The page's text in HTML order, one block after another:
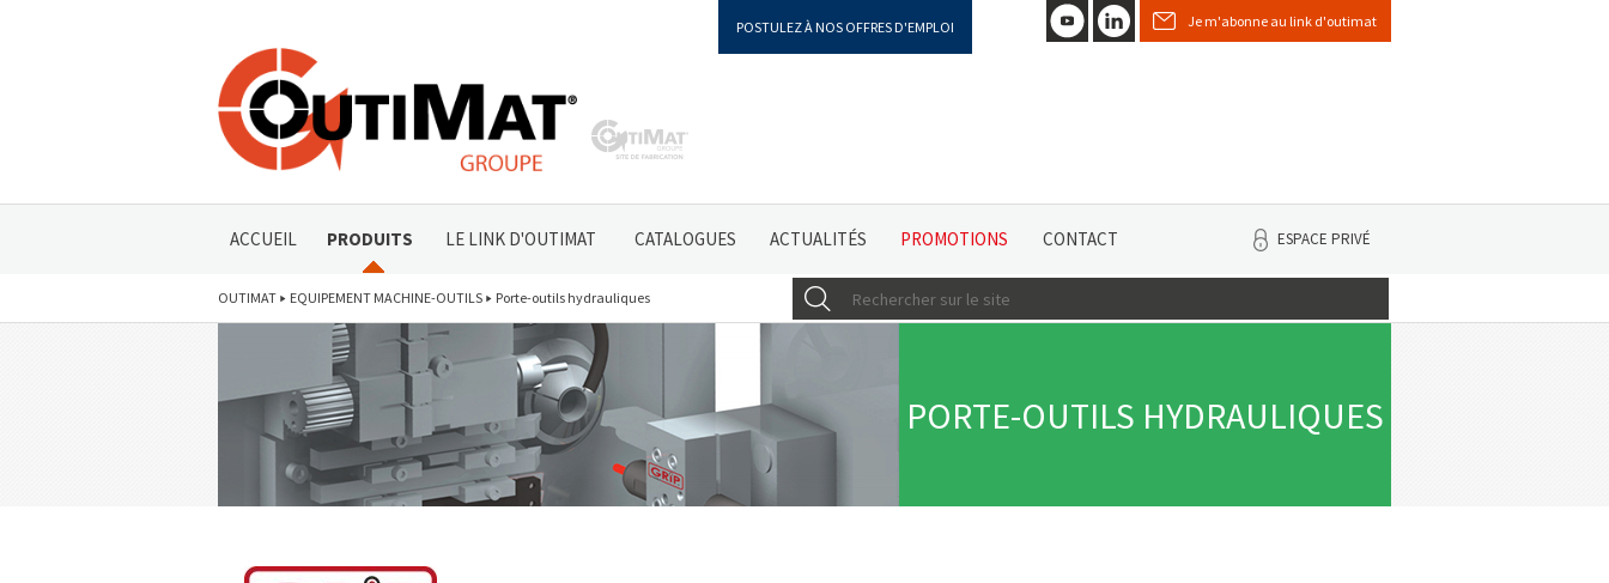
POSTULEZ À NOS OFFRES D'EMPLOI Je m'abonne au link d'outimat
ACCUEIL PRODUITS LE LINK D'OUTIMAT CATALOGUES ACTUALITÉS PROMOTIONS CONTACT ESPACE PRIVÉ
OUTIMAT EQUIPEMENT MACHINE-OUTILS Porte-outils hydrauliques
PORTE-OUTILS HYDRAULIQUES